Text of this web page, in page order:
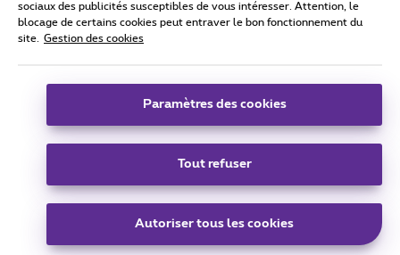
Tous droits réservés. © 2026
Conditions générales, info consommateur
Coordonnées de l’entreprise
Boulevard du Roi Albert II 27 - B-1030 Bruxelles.
Carrier & Wholesale Solutions
|Telindus
|Sitemap
sociaux des publicités susceptibles de vous intéresser. Attention, le
blocage de certains cookies peut entraver le bon fonctionnement du
site.
Gestion des cookies
Paramètres des cookies
Tout refuser
Autoriser tous les cookies